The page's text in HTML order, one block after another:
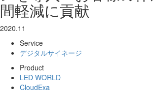
間軽減に貢献
2020.11
Service
デジタルサイネージ
Product
LED WORLD
CloudExa